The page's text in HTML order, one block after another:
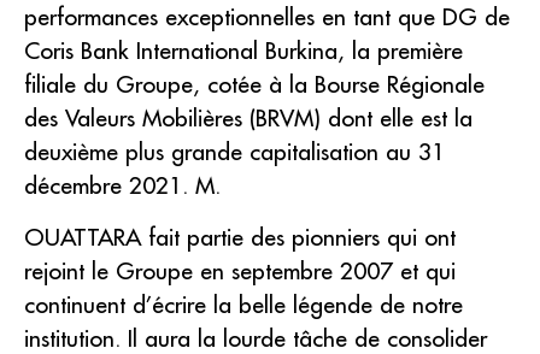
performances exceptionnelles en tant que DG de
Coris Bank International Burkina, la première
filiale du Groupe, cotée à la Bourse Régionale
des Valeurs Mobilières (BRVM) dont elle est la
deuxième plus grande capitalisation au 31
décembre 2021. M.
OUATTARA fait partie des pionniers qui ont
rejoint le Groupe en septembre 2007 et qui
continuent d’écrire la belle légende de notre
institution. Il aura la lourde tâche de consolider